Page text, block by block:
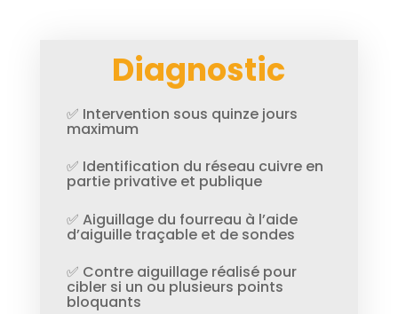
Diagnostic
✅ Intervention sous quinze jours
maximum
✅ Identification du réseau cuivre en
partie privative et publique
✅ Aiguillage du fourreau à l’aide
d’aiguille traçable et de sondes
✅ Contre aiguillage réalisé pour
cibler si un ou plusieurs points
bloquants